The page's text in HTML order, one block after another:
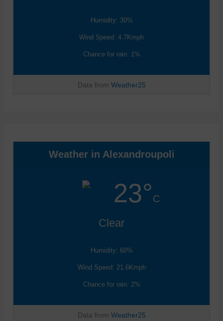
Humidity: 30%
Wind Speed: 4.7Kmph
Chance for rain: 1%
Data from Weather25
Weather in Alexandroupoli
23°C
Clear
Humidity: 60%
Wind Speed: 21.6Kmph
Chance for rain: 2%
Data from Weather25